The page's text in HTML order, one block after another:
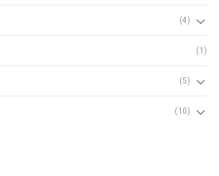
(4)
(1)
(5)
(10)